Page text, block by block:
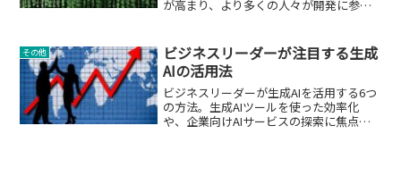
が高まり、より多くの人々が開発に参加
その他
ビジネスリーダーが注目する生成
AIの活用法
ビジネスリーダーが生成AIを活用する6つ
の方法。生成AIツールを使った効率化
や、企業向けAIサービスの探索に焦点を